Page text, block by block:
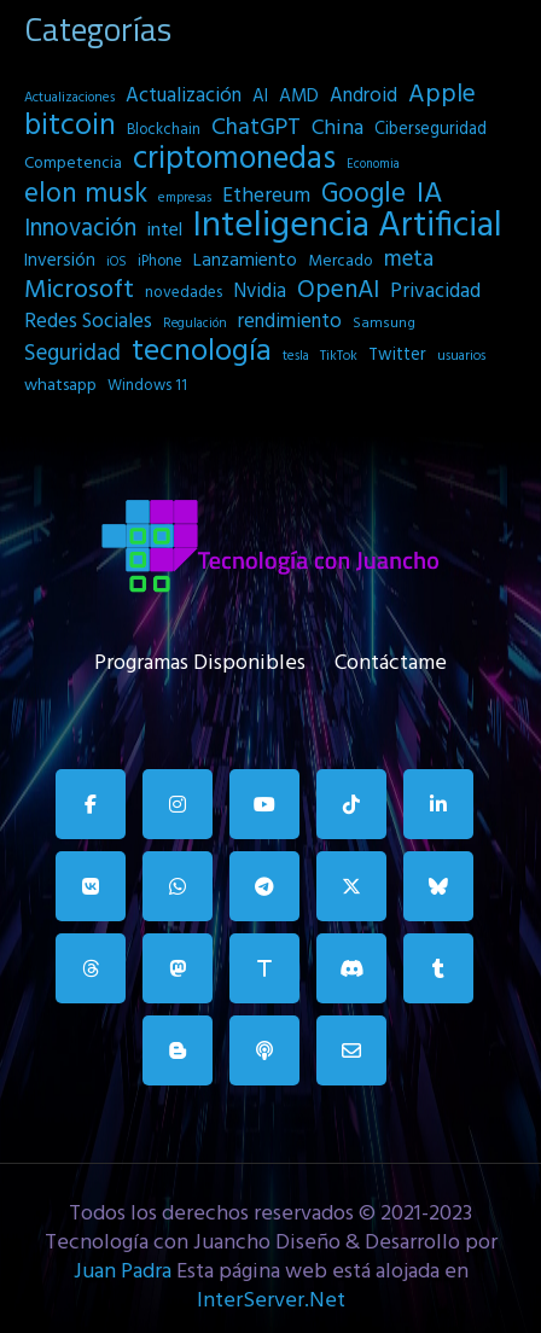
Categorías
Actualizaciones Actualización AI AMD Android Apple
bitcoin Blockchain ChatGPT China Ciberseguridad
Competencia criptomonedas Economia
elon musk empresas Ethereum Google IA
Innovación intel Inteligencia Artificial
Inversión iOS iPhone Lanzamiento Mercado meta
Microsoft novedades Nvidia OpenAI Privacidad
Redes Sociales
Regulación rendimiento Samsung
Seguridad tecnología tesla TikTok Twitter usuarios
whatsapp Windows 11
Programas Disponibles Contáctame
Todos los derechos reservados © 2021-2023
Tecnología con Juancho Diseño & Desarrollo por
Juan PadraEsta página web está alojada en
InterServer.Net